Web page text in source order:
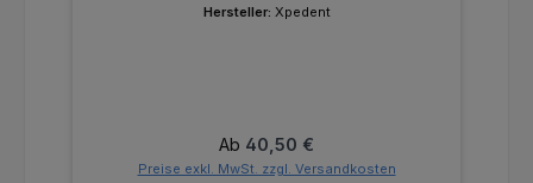
Hersteller: Xpedent
Regulärer Preis:
Ab 40,50 €
Preise exkl. MwSt. zzgl. Versandkosten